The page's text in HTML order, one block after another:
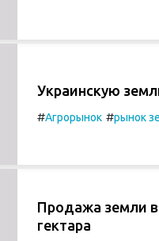
Украинскую
#Агрорынок #рынок
Продажа земли в
гектара